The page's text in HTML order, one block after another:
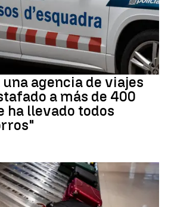
agencia de viajes
a más de 400
ha llevado todos